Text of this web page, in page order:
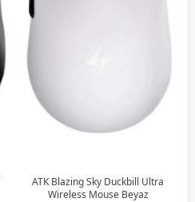
ATK Blazing Sky Duckbill Ultra
Wireless Mouse Beyaz